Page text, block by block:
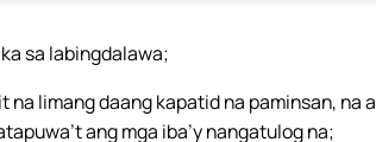
sa labingdalawa;
limang daang kapatid na paminsan, na
ang mga iba’y nangatulog na;